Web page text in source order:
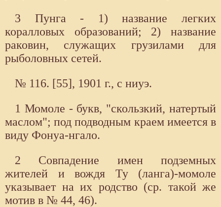
3 Пунга - 1) название легких
коралловых образований; 2) название
раковин, служащих грузилами для
рыболовных сетей.
№ 116. [55], 1901 г., с ниуэ.
1 Момоле - букв, "скользкий, натертый
маслом"; под подводным краем имеется в
виду Фонуа-нгало.
2 Совпадение имен подземных
жителей и вождя Ту (ланга)-момоле
указывает на их родство (ср. такой же
мотив в № 44, 46).